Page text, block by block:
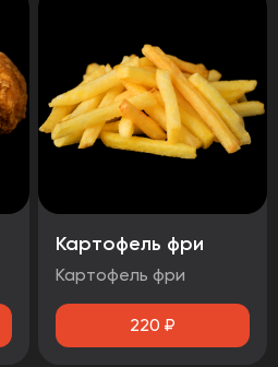
Картофель фри
Картофель фри
220 ₽